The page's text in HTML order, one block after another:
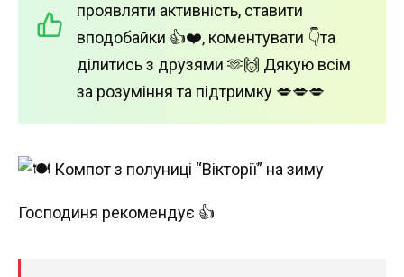
проявляти активність, ставити
вподобайки 👍❤️, коментувати 👇та
ділитись з друзями 🫶🙌 Дякую всім
за розуміння та підтримку 💋💋💋
Господиня рекомендує 👍